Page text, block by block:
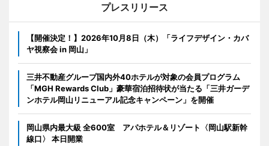
プレスリリース
【開催決定！】2026年10月8日（木）「ライフデザイン・カバ
ヤ視察会 in 岡山」
三井不動産グループ国内外40ホテルが対象の会員プログラム
「MGH Rewards Club」豪華宿泊招待状が当たる「三井ガーデ
ンホテル岡山リニューアル記念キャンペーン」を開催
岡山県内最大級 全600室 アパホテル＆リゾート〈岡山駅新幹
線口〉 本日開業